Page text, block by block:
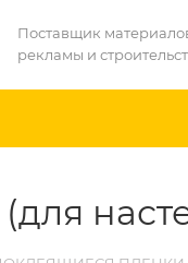
Поставщик
рекламы и
(для